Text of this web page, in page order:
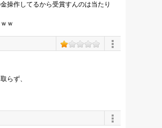
操作してるから受賞すんのは当たり
ｗ
らず、